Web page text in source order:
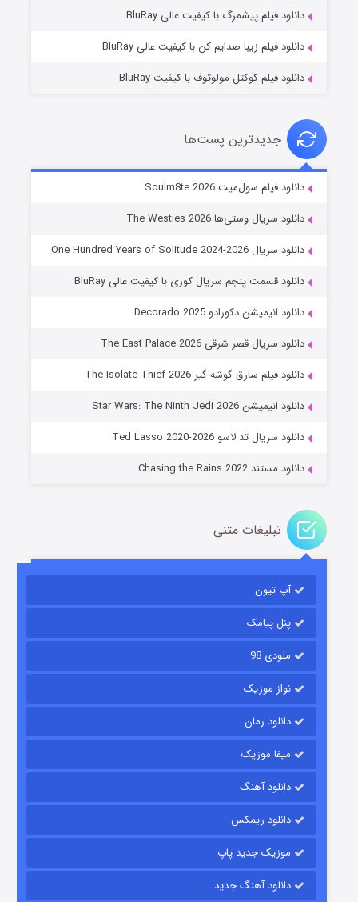
خاندان اژدها فصل ۳
جادوگری در مغولستان
قسمت ۱۴ (زیرنویس) منتشر شد
رویایی برای تو
قسمت
دانلود فیلم پیشمرگ با کیفیت عالی BluRay
دانلود فیلم زیبا صدایم کن با کیفیت عالی BluRay
دانلود فیلم کوکتل مولوتوف با کیفیت BluRay
جدیدترین پست‌ها
دانلود فیلم سول‌میت Soulm8te 2026
دانلود سریال وستی‌ها The Westies 2026
دانلود سریال One Hundred Years of Solitude 2024-2026
دانلود قسمت پنجم سریال کوری با کیفیت عالی BluRay
دانلود انیمیشن دکورادو Decorado 2025
دانلود سریال قصر شرقی The East Palace 2026
دانلود فیلم سارق گوشه گیر The Isolate Thief 2026
دانلود انیمیشن Star Wars: The Ninth Jedi 2026
دانلود سریال تد لاسو Ted Lasso 2020-2026
دانلود مستند Chasing the Rains 2022
تبلیغات متنی
آپ تیون
پنل پیامک
ملودی 98
نواز موزیک
دانلود رمان
میفا موزیک
دانلود آهنگ
دانلود ریمکس
موزیک جدید پاپ
دانلود آهنگ جدید